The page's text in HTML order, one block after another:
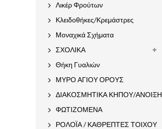
Λικέρ Φρούτων
Κλειδοθήκες/Κρεμάστρες
Μοναχικά Σχήματα
ΣΧΟΛΙΚΑ
Θήκη Γυαλιών
ΜΥΡΟ ΑΓΙΟΥ ΟΡΟΥΣ
ΔΙΑΚΟΣΜΗΤΙΚΑ ΚΗΠΟΥ/ΑΝΟΙΞΗ
ΦΩΤΙΖΟΜΕΝΑ
ΡΟΛΟΪΑ / ΚΑΘΡΕΠΤΕΣ ΤΟΙΧΟΥ